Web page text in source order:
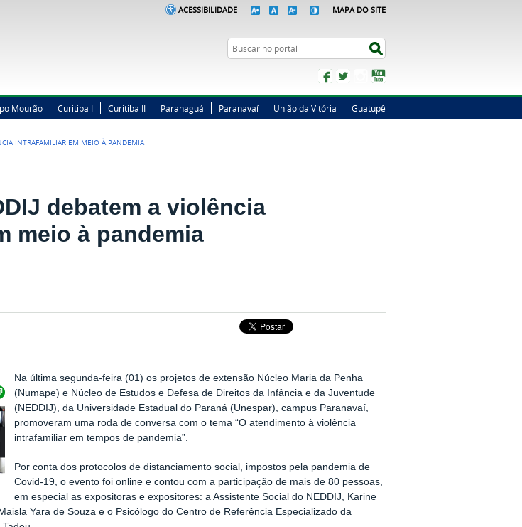
ACESSIBILIDADE MAPA DO SITE
Busca
FacebookTwitterInstagram
Mourão Curitiba I Curitiba II Paranaguá Paranavaí União da Vitória Guatupê
INTRAFAMILIAR EM MEIO À PANDEMIA
debatem a violência
meio à pandemia
Exibir carrossel de imagens
Na última segunda-feira (01) os projetos de extensão Núcleo Maria da Penha
(Numape) e Núcleo de Estudos e Defesa de Direitos da Infância e da Juventude
(NEDDIJ), da Universidade Estadual do Paraná (Unespar), campus Paranavaí,
promoveram uma roda de conversa com o tema “O atendimento à violência
intrafamiliar em tempos de pandemia”.
Por conta dos protocolos de distanciamento social, impostos pela pandemia de
Covid-19, o evento foi online e contou com a participação de mais de 80 pessoas,
em especial as expositoras e expositores: a Assistente Social do NEDDIJ, Karine
Yara de Souza e o Psicólogo do Centro de Referência Especializado da